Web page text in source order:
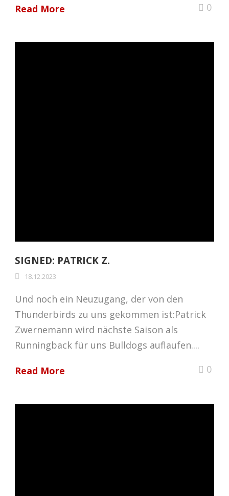
Read More 0
SIGNED: PATRICK Z.
18.12.2023
Und noch ein Neuzugang, der von den
Thunderbirds zu uns gekommen ist:Patrick
Zwernemann wird nächste Saison als
Runningback für uns Bulldogs auflaufen....
Read More 0